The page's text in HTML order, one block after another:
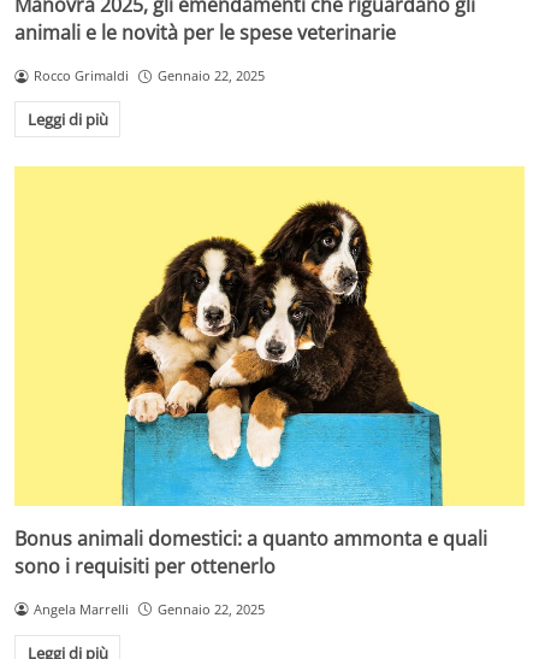
animali e le novità per le spese veterinarie
Rocco Grimaldi Gennaio 22, 2025
Leggi di più
Bonus animali domestici: a quanto ammonta e quali
sono i requisiti per ottenerlo
Angela Marrelli Gennaio 22, 2025
Leggi di più